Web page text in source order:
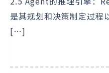
是其规划和决策制定过程
[…]